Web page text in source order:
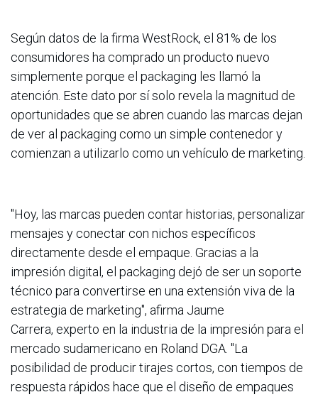
Según datos de la firma WestRock, el 81% de los
consumidores ha comprado un producto nuevo
simplemente porque el packaging les llamó la
atención. Este dato por sí solo revela la magnitud de
oportunidades que se abren cuando las marcas dejan
de ver al packaging como un simple contenedor y
comienzan a utilizarlo como un vehículo de marketing.
"Hoy, las marcas pueden contar historias, personalizar
mensajes y conectar con nichos específicos
directamente desde el empaque. Gracias a la
impresión digital, el packaging dejó de ser un soporte
técnico para convertirse en una extensión viva de la
estrategia de marketing", afirma Jaume
Carrera, experto en la industria de la impresión para el
mercado sudamericano en Roland DGA. "La
posibilidad de producir tirajes cortos, con tiempos de
respuesta rápidos hace que el diseño de empaques